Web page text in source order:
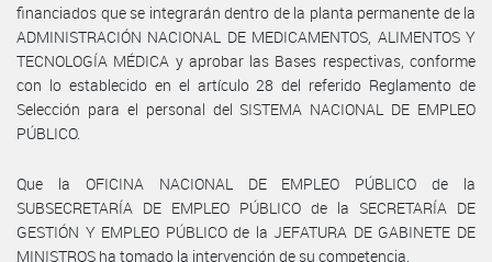
financiados que se integrarán dentro de la planta permanente de la
ADMINISTRACIÓN NACIONAL DE MEDICAMENTOS, ALIMENTOS Y
TECNOLOGÍA MÉDICA y aprobar las Bases respectivas, conforme
con lo establecido en el artículo 28 del referido Reglamento de
Selección para el personal del SISTEMA NACIONAL DE EMPLEO
PÚBLICO.
Que la OFICINA NACIONAL DE EMPLEO PÚBLICO de la
SUBSECRETARÍA DE EMPLEO PÚBLICO de la SECRETARÍA DE
GESTIÓN Y EMPLEO PÚBLICO de la JEFATURA DE GABINETE DE
MINISTROS ha tomado la intervención de su competencia.